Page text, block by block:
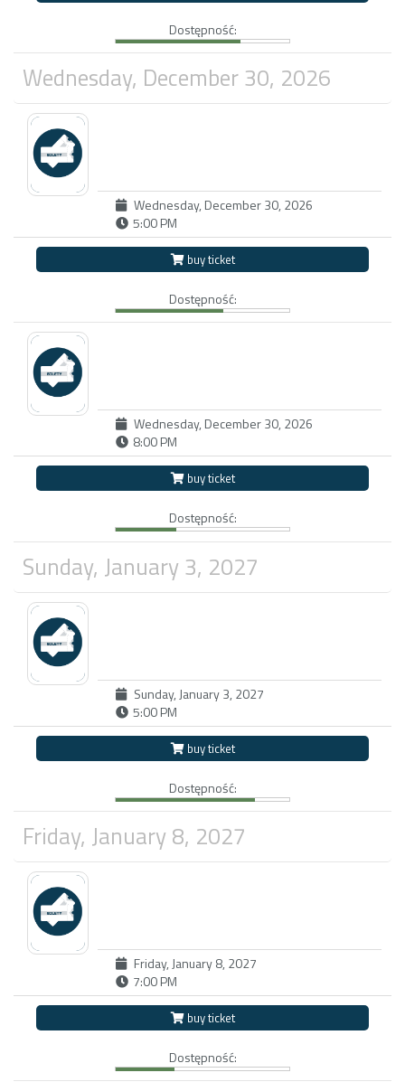
Dostępność:
Wednesday, December 30, 2026
Wednesday, December 30, 2026
5:00 PM
buy ticket
Dostępność:
Wednesday, December 30, 2026
8:00 PM
buy ticket
Dostępność:
Sunday, January 3, 2027
Sunday, January 3, 2027
5:00 PM
buy ticket
Dostępność:
Friday, January 8, 2027
Friday, January 8, 2027
7:00 PM
buy ticket
Dostępność: